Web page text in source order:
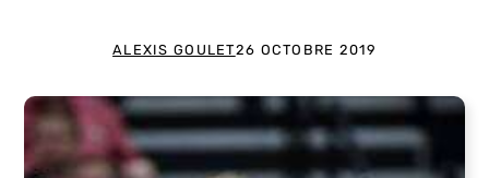
ALEXIS GOULET26 OCTOBRE 2019